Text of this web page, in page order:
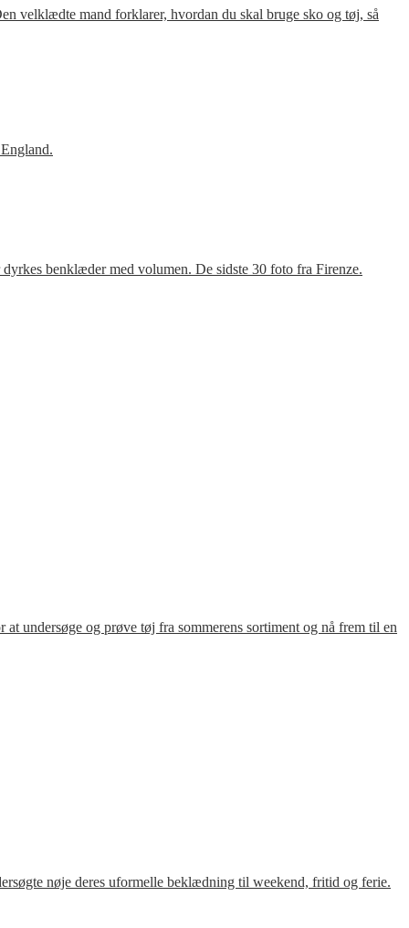
velklædte mand forklarer, hvordan du skal bruge sko og tøj, så
benklæder med volumen. De sidste 30 foto fra Firenze.
undersøge og prøve tøj fra sommerens sortiment og nå frem til en
nøje deres uformelle beklædning til weekend, fritid og ferie.